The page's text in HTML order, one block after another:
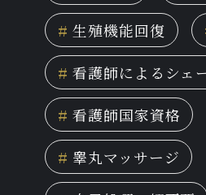
# 生殖機能回復
# 看護師によるシェ
# 看護師国家資格
# 睾丸マッサージ